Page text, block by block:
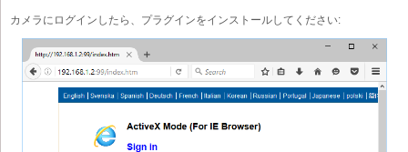
カメラにログインしたら、プラグインをインストールしてください: